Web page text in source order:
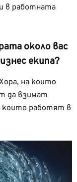
в работната
около вас
екипа?
на които
да взимат
които работят в